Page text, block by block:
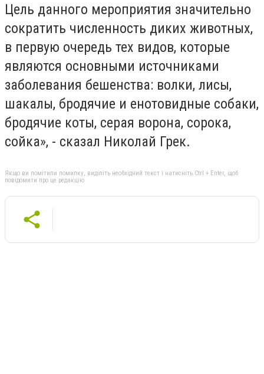
Цель данного мероприятия значительно
сократить численность диких животных,
в первую очередь тех видов, которые
являются основными источниками
заболевания бешенства: волки, лисы,
шакалы, бродячие и енотовидные собаки,
бродячие коты, серая ворона, сорока,
сойка», - сказал Николай Грек.
Якщо ви помітили помилку, виділіть необхідний текст і натисніть Ctrl + Enter, щоб
повідомити про це редакцію